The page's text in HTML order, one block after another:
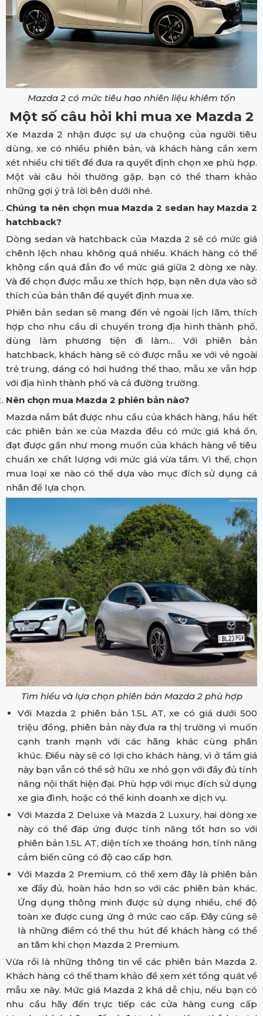
Mazda 2 có mức tiêu hao nhiên liệu khiêm tốn
Một số câu hỏi khi mua xe Mazda 2
Xe Mazda 2 nhận được sự ưa chuộng của người tiêu
dùng, xe có nhiều phiên bản, và khách hàng cần xem
xét nhiều chi tiết để đưa ra quyết định chọn xe phù hợp.
Một vài câu hỏi thường gặp, bạn có thể tham khảo
những gợi ý trả lời bên dưới nhé.
Chúng ta nên chọn mua Mazda 2 sedan hay Mazda 2
hatchback?
Dòng sedan và hatchback của Mazda 2 sẽ có mức giá
chênh lệch nhau không quá nhiều. Khách hàng có thể
không cần quá đắn đo về mức giá giữa 2 dòng xe này.
Và để chọn được mẫu xe thích hợp, bạn nên dựa vào sở
thích của bản thân để quyết định mua xe.
Phiên bản sedan sẽ mang đến vẻ ngoài lịch lãm, thích
hợp cho nhu cầu di chuyển trong địa hình thành phố,
dùng làm phương tiện đi làm… Với phiên bản
hatchback, khách hàng sẽ có được mẫu xe với vẻ ngoài
trẻ trung, dáng có hơi hướng thể thao, mẫu xe vẫn hợp
với địa hình thành phố và cả đường trường.
Nên chọn mua Mazda 2 phiên bản nào?
Mazda nắm bắt được nhu cầu của khách hàng, hầu hết
các phiên bản xe của Mazda đều có mức giá khá ổn,
đạt được gần như mong muốn của khách hàng về tiêu
chuẩn xe chất lượng với mức giá vừa tầm. Vì thế, chọn
mua loại xe nào có thể dựa vào mục đích sử dụng cá
nhân để lựa chọn.
Tìm hiểu và lựa chọn phiên bản Mazda 2 phù hợp
Với Mazda 2 phiên bản 1.5L AT, xe có giá dưới 500
triệu đồng, phiên bản này đưa ra thị trường vì muốn
cạnh tranh mạnh với các hãng khác cùng phân
khúc. Điều này sẽ có lợi cho khách hàng, vì ở tầm giá
này bạn vẫn có thể sở hữu xe nhỏ gọn với đầy đủ tính
năng nội thất hiện đại. Phù hợp với mục đích sử dụng
xe gia đình, hoặc có thể kinh doanh xe dịch vụ.
Với Mazda 2 Deluxe và Mazda 2 Luxury, hai dòng xe
này có thể đáp ứng được tính năng tốt hơn so với
phiên bản 1.5L AT, diện tích xe thoáng hơn, tính năng
cảm biến cũng có độ cao cấp hơn.
Với Mazda 2 Premium, có thể xem đây là phiên bản
xe đầy đủ, hoàn hảo hơn so với các phiên bản khác.
Ứng dụng thông minh được sử dụng nhiều, chế độ
toàn xe được cung ứng ở mức cao cấp. Đây cũng sẽ
là những điểm có thể thu hút để khách hàng có thể
an tâm khi chọn Mazda 2 Premium.
Vừa rồi là những thông tin về các phiên bản Mazda 2.
Khách hàng có thể tham khảo để xem xét tổng quát về
mẫu xe này. Mức giá Mazda 2 khá dễ chịu, nếu bạn có
nhu cầu hãy đến trực tiếp các cửa hàng cung cấp